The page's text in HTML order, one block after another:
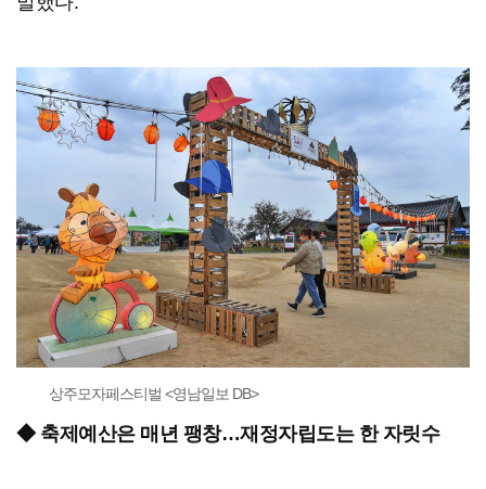
상주모자페스티벌 <영남일보 DB>
◆ 축제예산은 매년 팽창…재정자립도는 한 자릿수